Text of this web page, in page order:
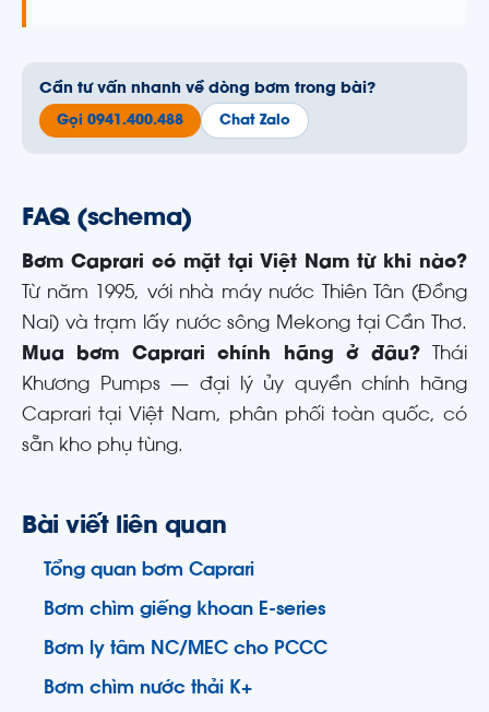
Cần tư vấn nhanh về dòng bơm trong bài?
Gọi 0941.400.488 Chat Zalo
FAQ (schema)
Bơm Caprari có mặt tại Việt Nam từ khi nào?
Từ năm 1995, với nhà máy nước Thiên Tân (Đồng
Nai) và trạm lấy nước sông Mekong tại Cần Thơ.
Mua bơm Caprari chính hãng ở đâu?Thái
Khương Pumps — đại lý ủy quyền chính hãng
Caprari tại Việt Nam, phân phối toàn quốc, có
sẵn kho phụ tùng.
Bài viết liên quan
Tổng quan bơm Caprari
Bơm chìm giếng khoan E-series
Bơm ly tâm NC/MEC cho PCCC
Bơm chìm nước thải K+